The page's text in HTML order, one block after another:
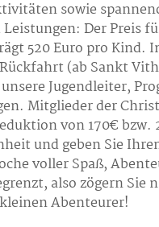
sowie
Der Preis
520 Euro pro Kind.
(ab Sankt
Jugendleiter,
Mitglieder der
von 170€ bzw.
und geben Sie
voller Spaß,
also zögern Sie
Abenteurer!